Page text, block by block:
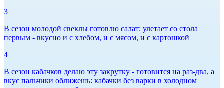
3
В сезон молодой свеклы готовлю салат: улетает со стола
первым - вкусно и с хлебом, и с мясом, и с картошкой
4
В сезон кабачков делаю эту закрутку - готовится на раз-два, а
вкус пальчики оближешь: кабачки без варки в холодном